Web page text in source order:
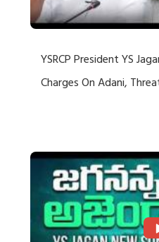
YSRCP President YS
Charges On Adani,